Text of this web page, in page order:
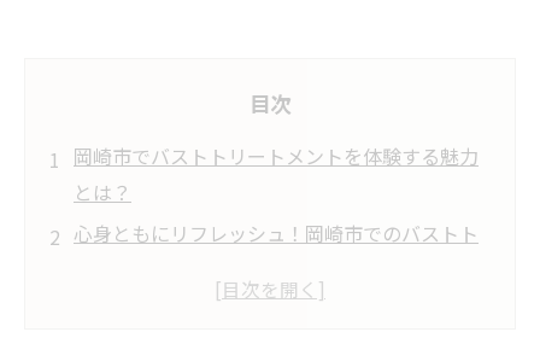
目次
岡崎市でバストトリートメントを体験する魅力
とは？
心身ともにリフレッシュ！岡崎市でのバストト
ストレス解消と自信回復の秘訣：女性専用のバ